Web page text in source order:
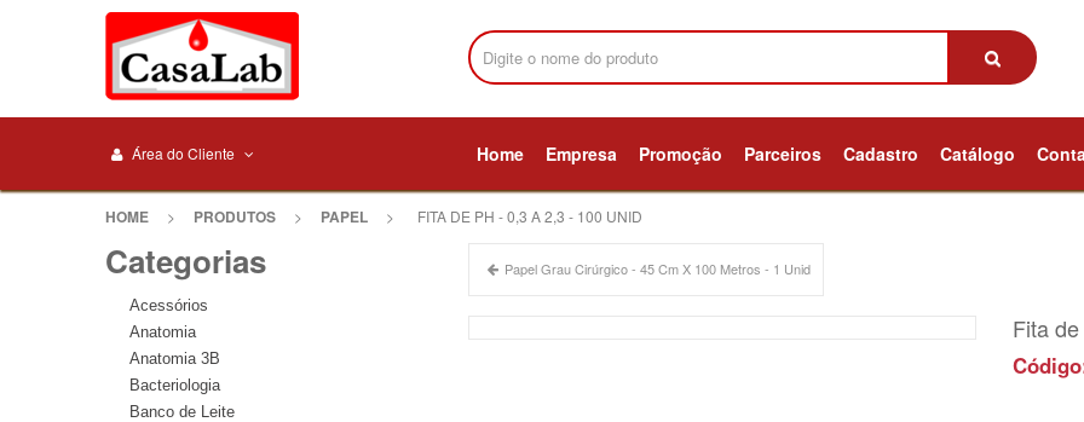
Área do Cliente Home Empresa Promoção Parceiros Cadastro Catálogo
HOME > PRODUTOS > PAPEL > FITA DE PH - 0,3 A 2,3 - 100 UNID
Papel Grau Cirúrgico - 45 Cm X 100 Metros - 1 Unid
Fita
Categorias
Acessórios
Anatomia
Anatomia 3B
Bacteriologia
Banco de Leite